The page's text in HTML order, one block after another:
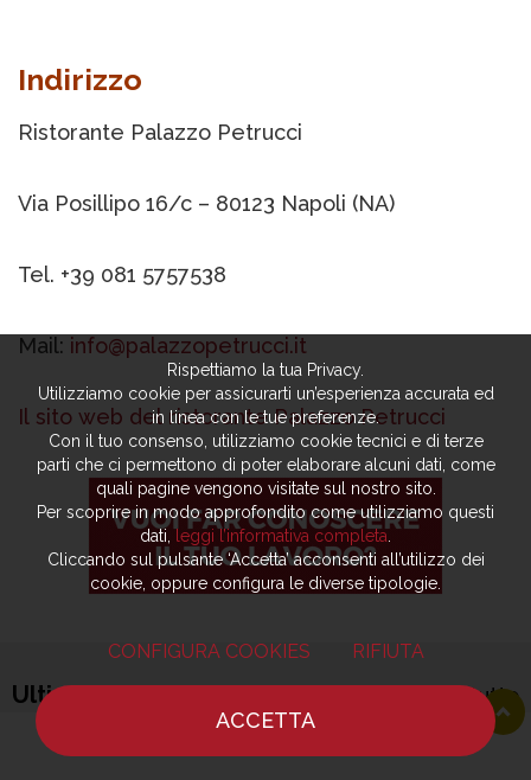
Indirizzo
Ristorante Palazzo Petrucci
Via Posillipo 16/c – 80123 Napoli (NA)
Tel. +39 081 5757538
Mail: info@palazzopetrucci.it
Il sito web del ristorante Palazzo Petrucci
Ultime notizie mostra tutto
Rispettiamo la tua Privacy.
Utilizziamo cookie per assicurarti un’esperienza accurata ed
in linea con le tue preferenze.
Con il tuo consenso, utilizziamo cookie tecnici e di terze
parti che ci permettono di poter elaborare alcuni dati, come
quali pagine vengono visitate sul nostro sito.
Per scoprire in modo approfondito come utilizziamo questi
dati,
leggi l’informativa completa
Cliccando sul pulsante ‘Accetta’ acconsenti all’utilizzo dei
cookie, oppure configura le diverse tipologie.
CONFIGURA COOKIES RIFIUTA
ACCETTA